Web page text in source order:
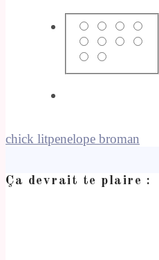
chick litpenelope broman
Ça devrait te plaire :